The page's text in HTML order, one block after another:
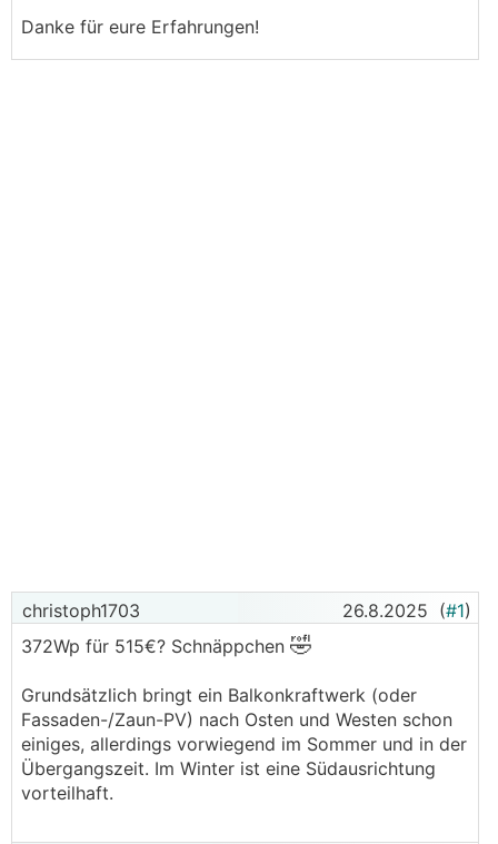
Danke für eure Erfahrungen!
christoph1703 26.8.2025 (#1)
372Wp für 515€? Schnäppchen 🤣
Grundsätzlich bringt ein Balkonkraftwerk (oder
Fassaden-/Zaun-PV) nach Osten und Westen schon
einiges, allerdings vorwiegend im Sommer und in der
Übergangszeit. Im Winter ist eine Südausrichtung
vorteilhaft.